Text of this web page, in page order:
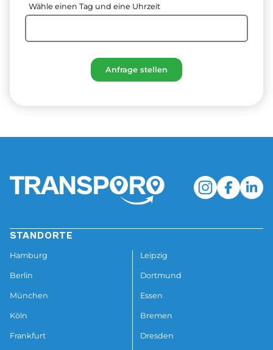
Wähle einen Tag und eine Uhrzeit
STANDORTE
Hamburg
Berlin
München
Köln
Frankfurt
Leipzig
Dortmund
Essen
Bremen
Dresden